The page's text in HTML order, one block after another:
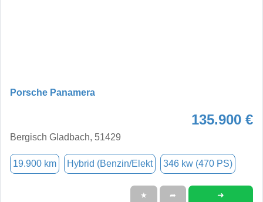
Porsche Panamera
135.900 €
Bergisch Gladbach, 51429
19.900 km Hybrid (Benzin/Elekt 346 kw (470 PS)
★ ➦ ➜